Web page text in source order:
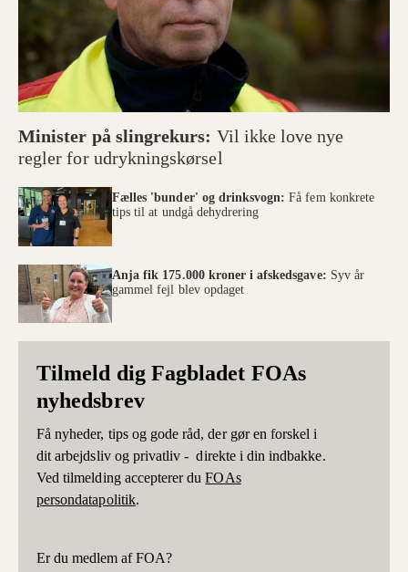
Minister på slingrekurs: Vil ikke love nye
regler for udrykningskørsel
Fælles 'bunder' og drinksvogn:Få fem konkrete
tips til at undgå dehydrering
Anja fik 175.000 kroner i afskedsgave: Syv år
gammel fejl blev opdaget
Tilmeld dig Fagbladet FOAs
nyhedsbrev
Få nyheder, tips og gode råd, der gør en forskel i
dit arbejdsliv og privatliv - direkte i din indbakke.
Ved tilmelding accepterer duFOAs
persondatapolitik.
Er du medlem af FOA?